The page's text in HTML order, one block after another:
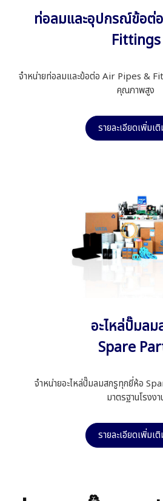
ท่อลมและอุปกรณ์ข้อต่
Fittings
จำหน่ายท่อลมและข้อต่อ Air Pipes &
คุณภาพสูง
รายละเอียดเพิ่มเ
อะไหล่ปั๊มลม
Spare
จำหน่ายอะไหล่ปั๊มลมสกรูทุกยี่ห้อ
มาตรฐานโรงงา
รายละเอียดเพิ่มเ